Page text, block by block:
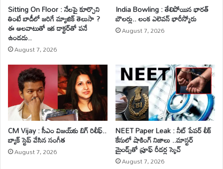
Sitting On Floor : నేలపై కూర్చొని
తింటే బాడీలో జరిగే మ్యాజిక్ తెలుసా ?
ఈ అలవాటుతో ఇక డాక్టర్‌తో పనే
ఉండదు..
August 7, 2026
India Bowling : తేలిపోయిన భారత్
బౌలర్లు.. లంక ఎలెవన్ భారీస్కోరు
August 7, 2026
CM Vijay : సీఎం విజయ్‌కు బిగ్ రిలీఫ్..
బ్యాక్ స్టెప్ వేసిన సంగీత
August 7, 2026
NEET Paper Leak : నీట్ పేపర్ లీక్
కేసులో షాకింగ్ నిజాలు ..మాస్టర్
మైండ్స్‌తో ప్రూఫ్ రీడర్ల స్కెచ్
August 7, 2026